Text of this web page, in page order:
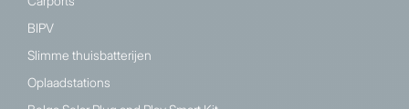
BIPV
Slimme thuisbatterijen
Oplaadstations